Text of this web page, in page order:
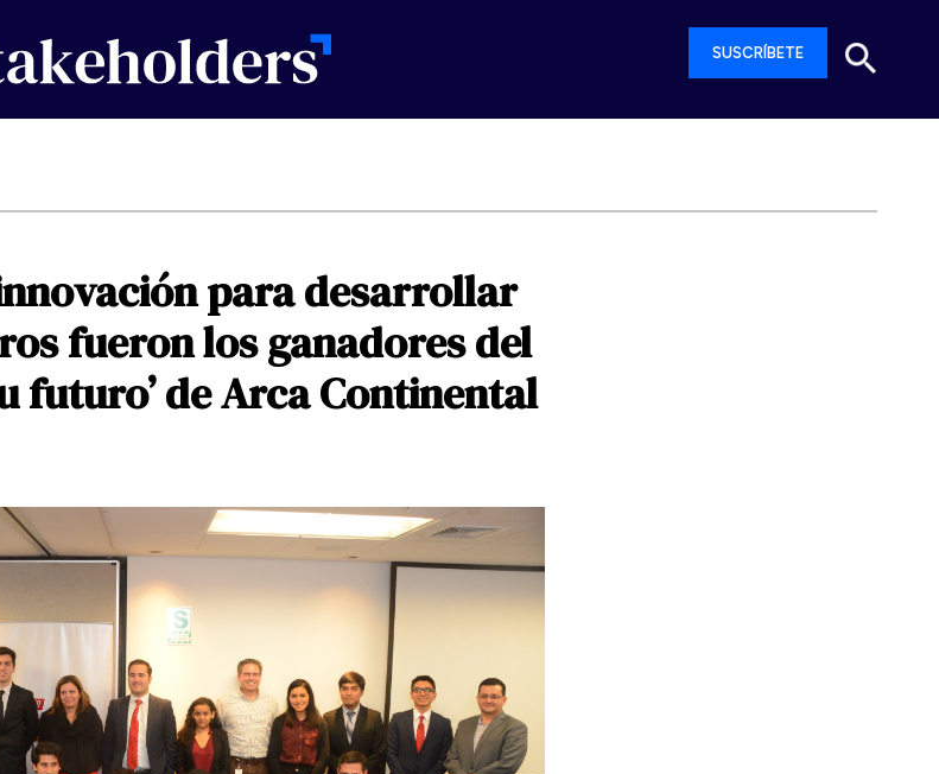
SUSCRÍBETE
paradesarrollar
fueronlosganadoresdel
futuro’deArcaContinental